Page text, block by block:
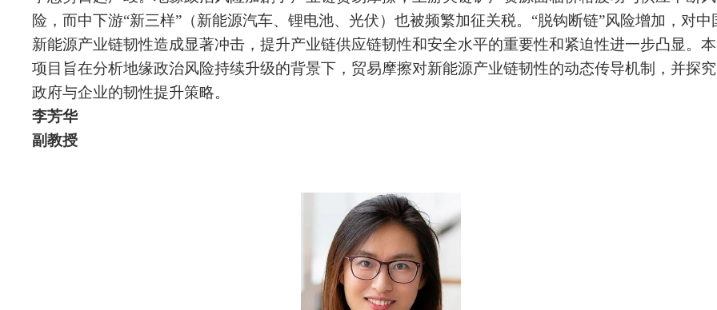
险，而中下游“新三样”（新能源汽车、锂电池、光伏）也被频繁加征关税。“脱钩断链”风险增加，对中
新能源产业链韧性造成显著冲击，提升产业链供应链韧性和安全水平的重要性和紧迫性进一步凸显。本
项目旨在分析地缘政治风险持续升级的背景下，贸易摩擦对新能源产业链韧性的动态传导机制，并探究
政府与企业的韧性提升策略。
李芳华
副教授